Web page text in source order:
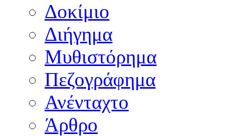
Δοκίμιο
Διήγημα
Μυθιστόρημα
Πεζογράφημα
Ανένταχτο
Άρθρο